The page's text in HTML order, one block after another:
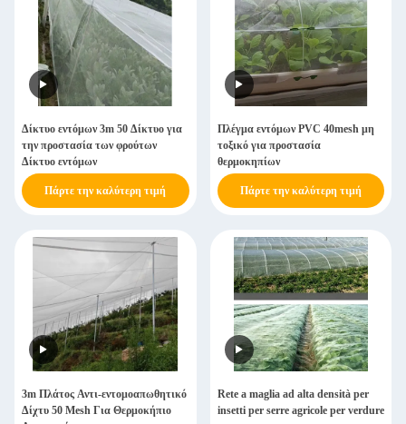
Δίκτυο εντόμων 3m 50 Δίκτυο για
την προστασία των φρούτων
Δίκτυο εντόμων
Πάρτε την καλύτερη τιμή
Πλέγμα εντόμων PVC 40mesh μη
τοξικό για προστασία
θερμοκηπίων
Πάρτε την καλύτερη τιμή
3m Πλάτος Αντι-εντομοαπωθητικό
Δίχτυ 50 Mesh Για Θερμοκήπιο
Rete a maglia ad alta densità per
insetti per serre agricole per verdure